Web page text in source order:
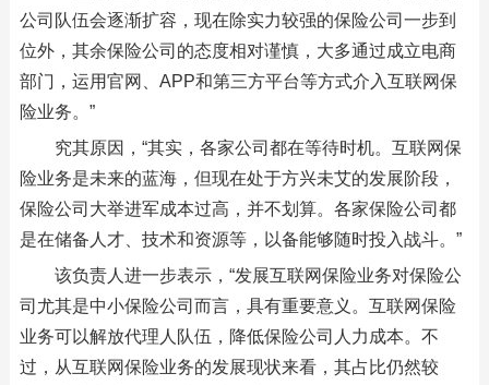
公司队伍会逐渐扩容，现在除实力较强的保险公司一步到
位外，其余保险公司的态度相对谨慎，大多通过成立电商
部门，运用官网、APP和第三方平台等方式介入互联网保
险业务。”
究其原因，“其实，各家公司都在等待时机。互联网保
险业务是未来的蓝海，但现在处于方兴未艾的发展阶段，
保险公司大举进军成本过高，并不划算。各家保险公司都
是在储备人才、技术和资源等，以备能够随时投入战斗。”
该负责人进一步表示，“发展互联网保险业务对保险公
司尤其是中小保险公司而言，具有重要意义。互联网保险
业务可以解放代理人队伍，降低保险公司人力成本。不
过，从互联网保险业务的发展现状来看，其占比仍然较